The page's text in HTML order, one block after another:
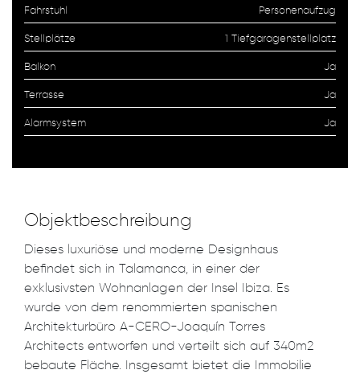
Fahrstuhl Personenaufzug
Stellplätze 1 Tiefgaragenstellplatz
Balkon Ja
Terrasse Ja
Alarmsystem Ja
Objektbeschreibung
Dieses luxuriöse und moderne Designhaus
befindet sich in Talamanca, in einer der
exklusivsten Wohnanlagen der Insel Ibiza. Es
wurde von dem renommierten spanischen
Architekturbüro A-CERO-Joaquín Torres
Architects entworfen und verteilt sich auf 340m2
bebaute Fläche. Insgesamt bietet die Immobilie